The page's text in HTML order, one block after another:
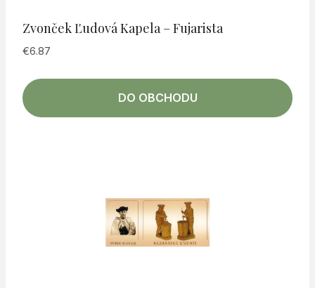
Zvonček Ľudová Kapela – Fujarista
€6.87
DO OBCHODU